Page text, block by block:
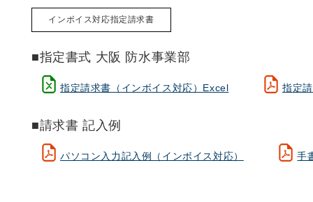
インボイス対応指定請求書
■指定書式 大阪 防水事業部
指定請求書（インボイス対応）Excel 指定
■請求書 記入例
パソコン入力記入例（インボイス対応） 手